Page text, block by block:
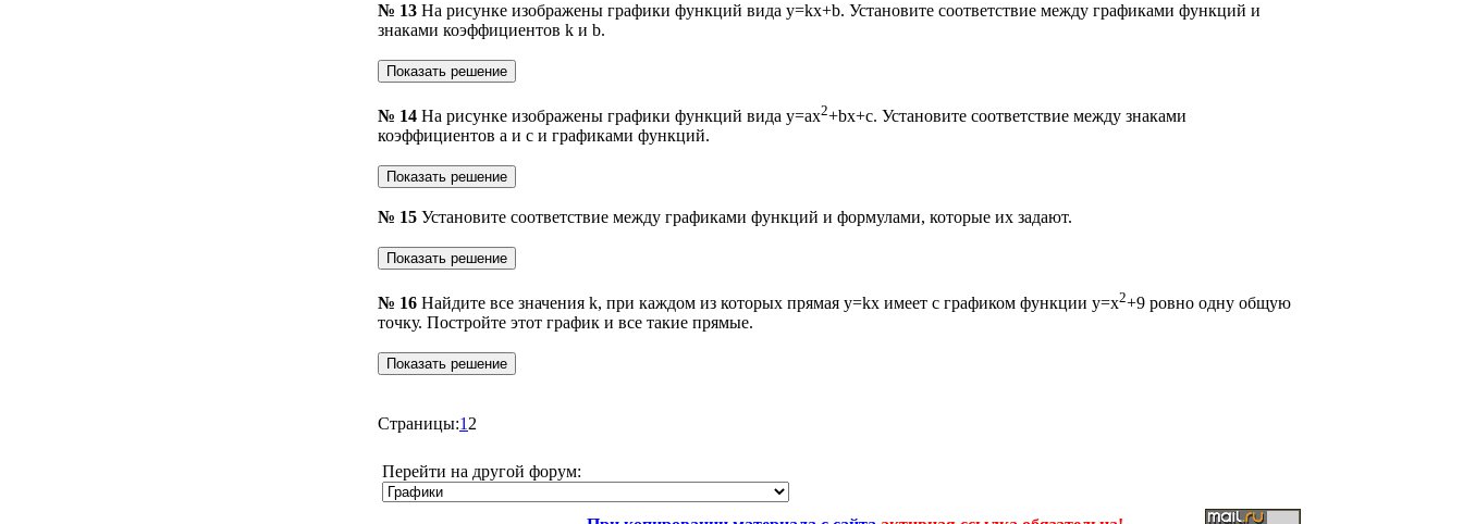
№ 13 На рисунке изображены графики функций вида y=kx+b. Установите соответствие между графиками функций и
знаками коэффициентов k и b.
№ 14 На рисунке изображены графики функций вида y=ax2​+bx+c. Установите соответствие между знаками
коэффициентов a и c и графиками функций.
№ 15 Установите соответствие между графиками функций и формулами, которые их задают.
№ 16 Найдите все значения k, при каждом из которых прямая y=kx имеет с графиком функции y=x2+9 ровно одну общую
точку. Постройте этот график и все такие прямые.
Страницы:1 2
Перейти на другой форум: